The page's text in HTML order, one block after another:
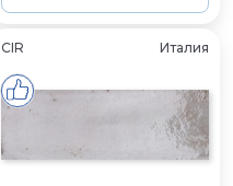
CIR Италия